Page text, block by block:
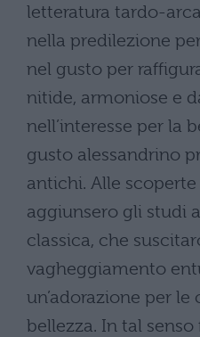
letteratura tardo-
nella predilezione
nel gusto per
nitide, armoniose e
nell’interesse per la
gusto alessandrino
antichi. Alle
aggiunsero gli studi
classica, che
vagheggiamento
un’adorazione per
bellezza. In tal